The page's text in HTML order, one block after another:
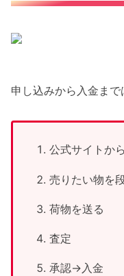
申し込みから入金まで
公式サイトか
売りたい物を
荷物を送る
査定
承認→入金